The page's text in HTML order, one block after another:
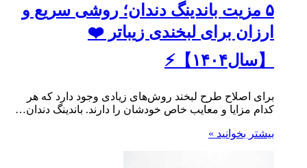
۵ مزیت باندینگ دندان؛ روشی سریع و
ارزان برای لبخندی زیباتر ❤️
【سال۱۴۰۴】⚡
برای اصلاح طرح لبخند روش‌های زیادی وجود دارد که هر
کدام مزایا و معایب خاص خودشان را دارند. باندینگ دندان…
بیشتر بخوانید »